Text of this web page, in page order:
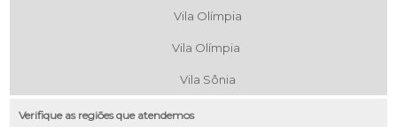
Vila Olímpia
Vila Olímpia
Vila Sônia
Verifique as regiões que atendemos